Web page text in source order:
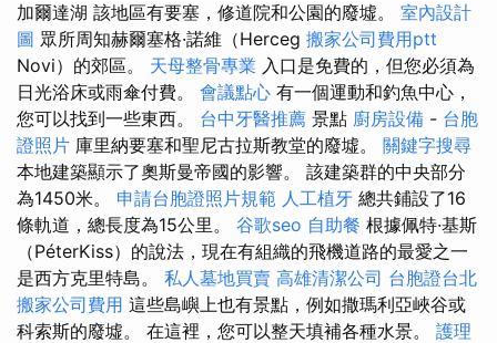
加爾達湖 該地區有要塞，修道院和公園的廢墟。 室內設計
圖 眾所周知赫爾塞格·諾維（Herceg 搬家公司費用ptt
Novi）的郊區。 天母整骨專業 入口是免費的，但您必須為
日光浴床或雨傘付費。 會議點心 有一個運動和釣魚中心，
您可以找到一些東西。 台中牙醫推薦 景點 廚房設備 - 台胞
證照片 庫里納要塞和聖尼古拉斯教堂的廢墟。 關鍵字搜尋
本地建築顯示了奧斯曼帝國的影響。 該建築群的中央部分
為1450米。 申請台胞證照片規範 人工植牙 總共鋪設了16
條軌道，總長度為15公里。 谷歌seo 自助餐 根據佩特·基斯
（PéterKiss）的說法，現在有組織的飛機道路的最愛之一
是西方克里特島。 私人墓地買賣 高雄清潔公司 台胞證台北
搬家公司費用 這些島嶼上也有景點，例如撒瑪利亞峽谷或
科索斯的廢墟。 在這裡，您可以整天填補各種水景。 護理